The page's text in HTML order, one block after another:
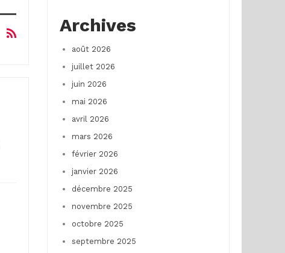
Archives
août 2026
juillet 2026
juin 2026
mai 2026
avril 2026
mars 2026
février 2026
janvier 2026
décembre 2025
novembre 2025
octobre 2025
septembre 2025